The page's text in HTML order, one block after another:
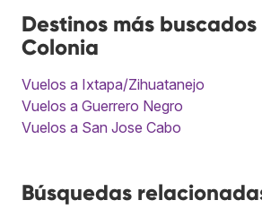
Destinos más
Colonia
Vuelos a Ixtapa/Zihuatanejo
Vuelos a Guerrero Negro
Vuelos a San Jose Cabo
Búsquedas